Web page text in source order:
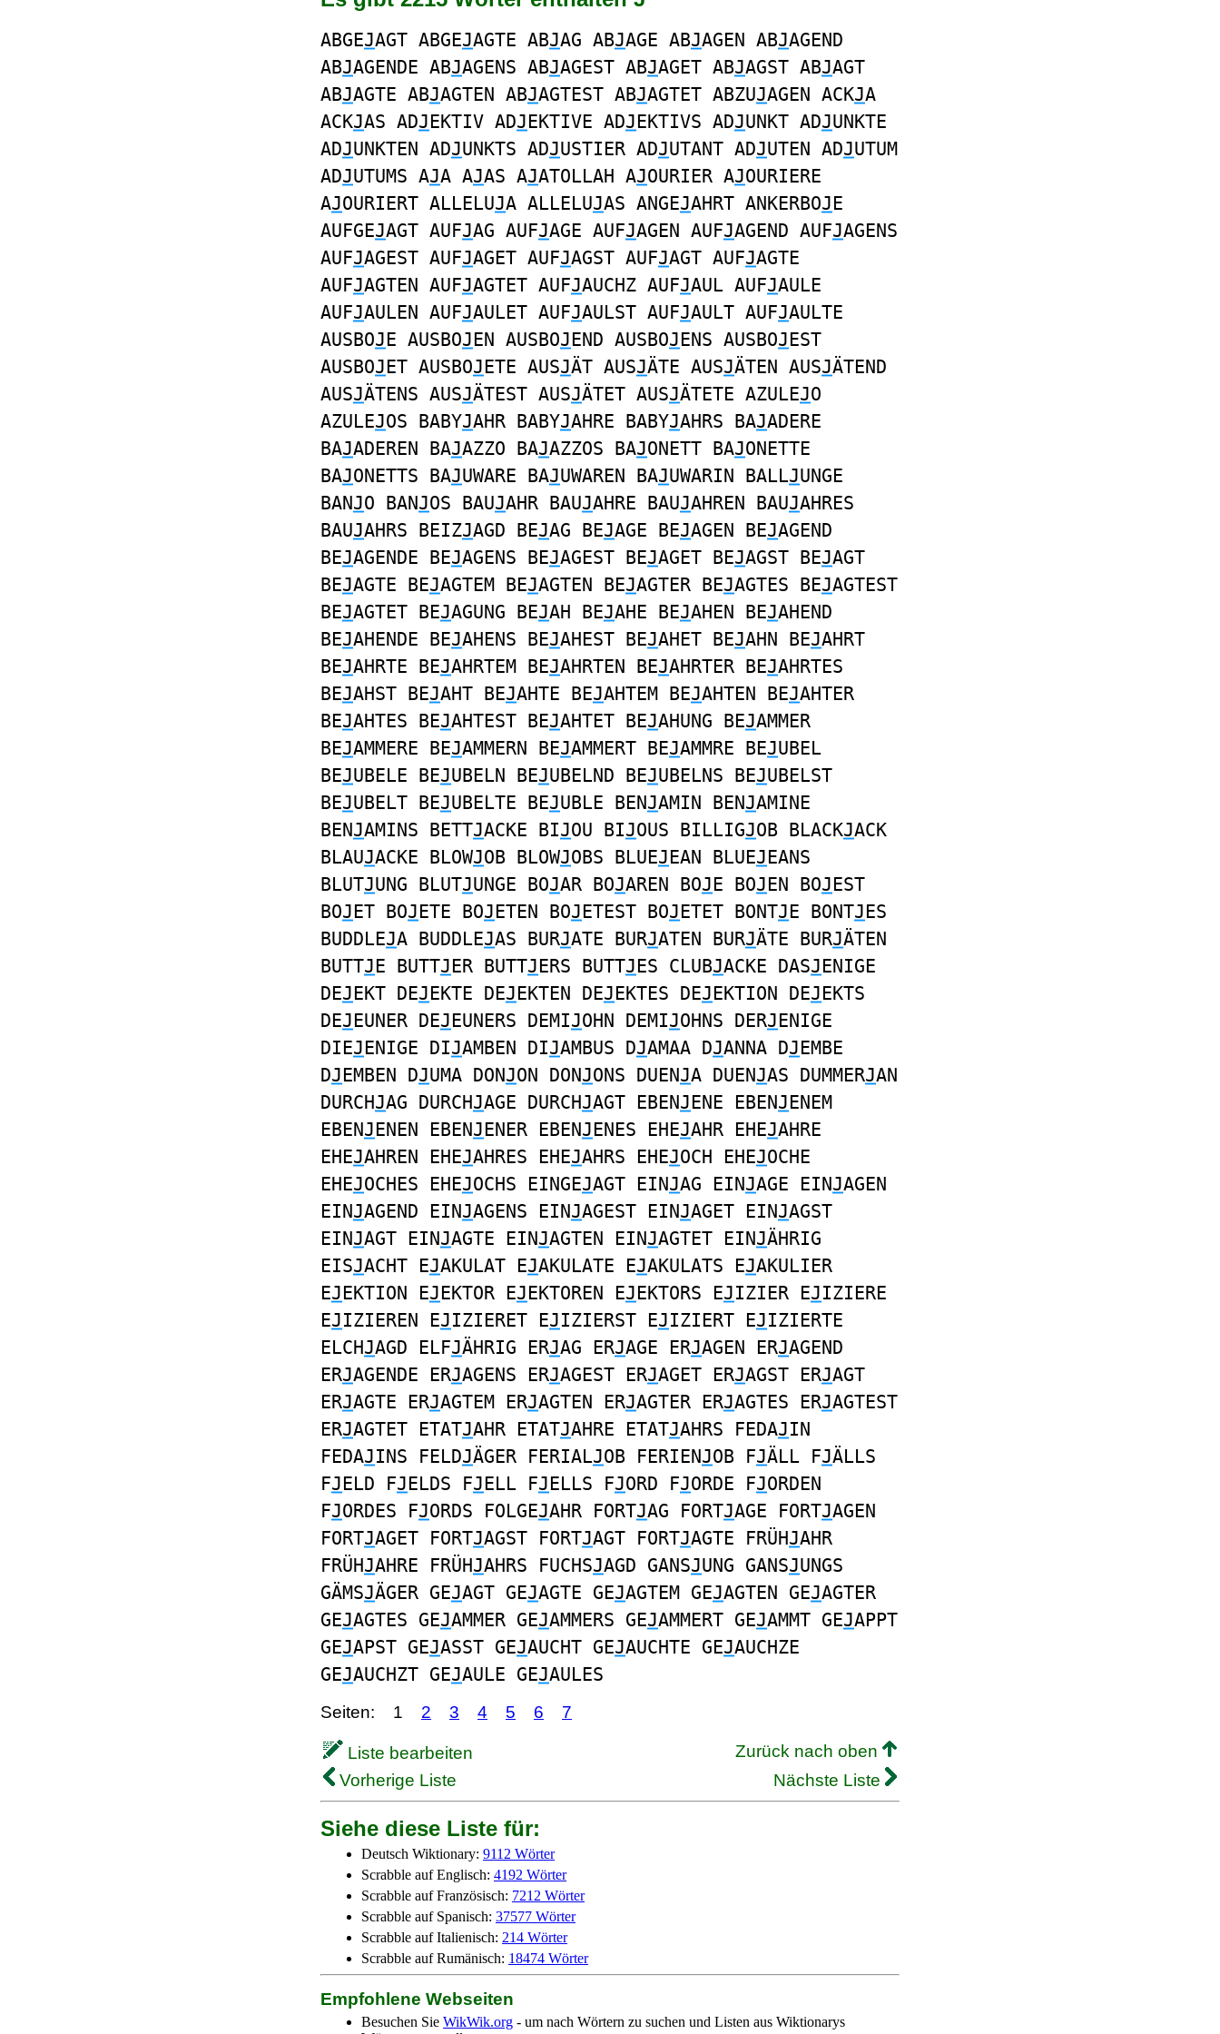
ABGEJAGT ABGEJAGTE ABJAG ABJAGE ABJAGEN ABJAGEND
ABJAGENDE ABJAGENS ABJAGEST ABJAGET ABJAGST ABJAGT
ABJAGTE ABJAGTEN ABJAGTEST ABJAGTET ABZUJAGEN ACKJA
ACKJAS ADJEKTIV ADJEKTIVE ADJEKTIVS ADJUNKT ADJUNKTE
ADJUNKTEN ADJUNKTS ADJUSTIER ADJUTANT ADJUTEN ADJUTUM
ADJUTUMS AJA AJAS AJATOLLAH AJOURIER AJOURIERE
AJOURIERT ALLELUJA ALLELUJAS ANGEJAHRT ANKERBOJE
AUFGEJAGT AUFJAG AUFJAGE AUFJAGEN AUFJAGEND AUFJAGENS
AUFJAGEST AUFJAGET AUFJAGST AUFJAGT AUFJAGTE
AUFJAGTEN AUFJAGTET AUFJAUCHZ AUFJAUL AUFJAULE
AUFJAULEN AUFJAULET AUFJAULST AUFJAULT AUFJAULTE
AUSBOJE AUSBOJEN AUSBOJEND AUSBOJENS AUSBOJEST
AUSBOJET AUSBOJETE AUSJÄT AUSJÄTE AUSJÄTEN AUSJÄTEND
AUSJÄTENS AUSJÄTEST AUSJÄTET AUSJÄTETE AZULEJO
AZULEJOS BABYJAHR BABYJAHRE BABYJAHRS BAJADERE
BAJADEREN BAJAZZO BAJAZZOS BAJONETT BAJONETTE
BAJONETTS BAJUWARE BAJUWAREN BAJUWARIN BALLJUNGE
BANJO BANJOS BAUJAHR BAUJAHRE BAUJAHREN BAUJAHRES
BAUJAHRS BEIZJAGD BEJAG BEJAGE BEJAGEN BEJAGEND
BEJAGENDE BEJAGENS BEJAGEST BEJAGET BEJAGST BEJAGT
BEJAGTE BEJAGTEM BEJAGTEN BEJAGTER BEJAGTES BEJAGTEST
BEJAGTET BEJAGUNG BEJAH BEJAHE BEJAHEN BEJAHEND
BEJAHENDE BEJAHENS BEJAHEST BEJAHET BEJAHN BEJAHRT
BEJAHRTE BEJAHRTEM BEJAHRTEN BEJAHRTER BEJAHRTES
BEJAHST BEJAHT BEJAHTE BEJAHTEM BEJAHTEN BEJAHTER
BEJAHTES BEJAHTEST BEJAHTET BEJAHUNG BEJAMMER
BEJAMMERE BEJAMMERN BEJAMMERT BEJAMMRE BEJUBEL
BEJUBELE BEJUBELN BEJUBELND BEJUBELNS BEJUBELST
BEJUBELT BEJUBELTE BEJUBLE BENJAMIN BENJAMINE
BENJAMINS BETTJACKE BIJOU BIJOUS BILLIGJOB BLACKJACK
BLAUJACKE BLOWJOB BLOWJOBS BLUEJEAN BLUEJEANS
BLUTJUNG BLUTJUNGE BOJAR BOJAREN BOJE BOJEN BOJEST
BOJET BOJETE BOJETEN BOJETEST BOJETET BONTJE BONTJES
BUDDLEJA BUDDLEJAS BURJATE BURJATEN BURJÄTE BURJÄTEN
BUTTJE BUTTJER BUTTJERS BUTTJES CLUBJACKE DASJENIGE
DEJEKT DEJEKTE DEJEKTEN DEJEKTES DEJEKTION DEJEKTS
DEJEUNER DEJEUNERS DEMIJOHN DEMIJOHNS DERJENIGE
DIEJENIGE DIJAMBEN DIJAMBUS DJAMAA DJANNA DJEMBE
DJEMBEN DJUMA DONJON DONJONS DUENJA DUENJAS DUMMERJAN
DURCHJAG DURCHJAGE DURCHJAGT EBENJENE EBENJENEM
EBENJENEN EBENJENER EBENJENES EHEJAHR EHEJAHRE
EHEJAHREN EHEJAHRES EHEJAHRS EHEJOCH EHEJOCHE
EHEJOCHES EHEJOCHS EINGEJAGT EINJAG EINJAGE EINJAGEN
EINJAGEND EINJAGENS EINJAGEST EINJAGET EINJAGST
EINJAGT EINJAGTE EINJAGTEN EINJAGTET EINJÄHRIG
EISJACHT EJAKULAT EJAKULATE EJAKULATS EJAKULIER
EJEKTION EJEKTOR EJEKTOREN EJEKTORS EJIZIER EJIZIERE
EJIZIEREN EJIZIERET EJIZIERST EJIZIERT EJIZIERTE
ELCHJAGD ELFJÄHRIG ERJAG ERJAGE ERJAGEN ERJAGEND
ERJAGENDE ERJAGENS ERJAGEST ERJAGET ERJAGST ERJAGT
ERJAGTE ERJAGTEM ERJAGTEN ERJAGTER ERJAGTES ERJAGTEST
ERJAGTET ETATJAHR ETATJAHRE ETATJAHRS FEDAJIN
FEDAJINS FELDJÄGER FERIALJOB FERIENJOB FJÄLL FJÄLLS
FJELD FJELDS FJELL FJELLS FJORD FJORDE FJORDEN
FJORDES FJORDS FOLGEJAHR FORTJAG FORTJAGE FORTJAGEN
FORTJAGET FORTJAGST FORTJAGT FORTJAGTE FRÜHJAHR
FRÜHJAHRE FRÜHJAHRS FUCHSJAGD GANSJUNG GANSJUNGS
GÄMSJÄGER GEJAGT GEJAGTE GEJAGTEM GEJAGTEN GEJAGTER
GEJAGTES GEJAMMER GEJAMMERS GEJAMMERT GEJAMMT GEJAPPT
GEJAPST GEJASST GEJAUCHT GEJAUCHTE GEJAUCHZE
GEJAUCHZT GEJAULE GEJAULES
Seiten: 1 2 3 4 5 6 7
Liste bearbeiten
Zurück nach oben
Vorherige Liste
Nächste Liste
Siehe diese Liste für:
Deutsch Wiktionary: 9112 Wörter
Scrabble auf Englisch: 4192 Wörter
Scrabble auf Französisch: 7212 Wörter
Scrabble auf Spanisch: 37577 Wörter
Scrabble auf Italienisch: 214 Wörter
Scrabble auf Rumänisch: 18474 Wörter
Empfohlene Webseiten
Besuchen Sie WikWik.org - um nach Wörtern zu suchen und Listen aus Wiktionarys